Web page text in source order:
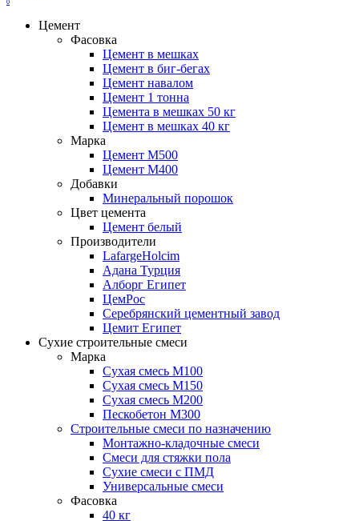
0
Цемент
Фасовка
Цемент в мешках
Цемент в биг-бегах
Цемент навалом
Цемент 1 тонна
Цемента в мешках 50 кг
Цемент в мешках 40 кг
Марка
Цемент М500
Цемент М400
Добавки
Минеральный порошок
Цвет цемента
Цемент белый
Производители
LafargeHolcim
Адана Турция
Алборг Египет
ЦемРос
Серебрянский цементный завод
Цемит Египет
Сухие строительные смеси
Марка
Сухая смесь М100
Сухая смесь М150
Сухая смесь М200
Пескобетон М300
Строительные смеси по назначению
Монтажно-кладочные смеси
Смеси для стяжки пола
Сухие смеси с ПМД
Универсальные смеси
Фасовка
40 кг